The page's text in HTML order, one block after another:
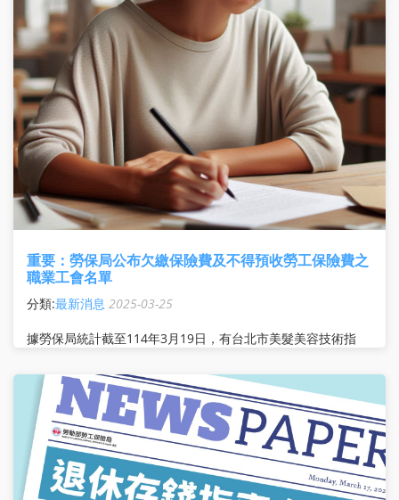
重要：勞保局公布欠繳保險費及不得預收勞工保險費之
職業工會名單
分類:最新消息 2025-03-25
據勞保局統計截至114年3月19日，有台北市美髮美容技術指
職業工會積欠勞工保險及勞工職業災害保險保險費已逾繳費寬
限期。勞保局針對該等工會將依法移送